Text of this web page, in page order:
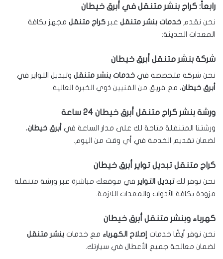
رابعاً: كراج بنشر متنقل في أبرق خيطان
نحن نقدم خدمات بنشر متنقل عبر كراج متنقل مجهز بكافة
المعدات الحديثة:
شركة بنشر متنقل أبرق خيطان
نحن شركة متخصصة في خدمات بنشر متنقل وتبديل التواير في
أبرق خيطان، مع فريق من الفنيين ذوي الخبرة العالية.
ورشة بنشر كراج متنقل أبرق خيطان 24 ساعة
ورشتنا المتنقلة متاحة لك على مدار الساعة في أبرق خيطان،
لضمان تقديم الخدمة في أي وقت من اليوم.
كراج متنقل تبديل تواير أبرق خيطان
نحن نوفر لكتبديل التواير في موقعك مباشرة عبر ورشة متنقلة
مزودة بكافة الأدوات والمعدات اللازمة.
كهرباء وبنشر متنقل أبرق خيطان
نحن نوفر أيضًا خدمات إصلاح الكهرباء مع خدمات بنشر متنقل
لضمان معالجة جميع الأعطال في سيارتك.